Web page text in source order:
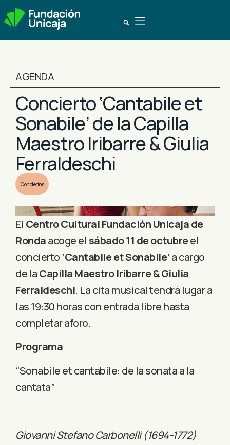
AGENDA
Concierto ‘Cantabile et
Sonabile’ de la Capilla
Maestro Iribarre & Giulia
Ferraldeschi
Conciertos
El Centro Cultural Fundación Unicaja de
Rondaacoge elsábado 11 de octubreel
concierto ‘Cantabile et Sonabile’a cargo
de laCapilla Maestro Iribarre & Giulia
Ferraldeschi. La cita musical tendrá lugar a
las 19:30 horas con entrada libre hasta
completar aforo.
Programa
“Sonabile et cantabile: de la sonata a la
cantata”
Giovanni Stefano Carbonelli (1694-1772)